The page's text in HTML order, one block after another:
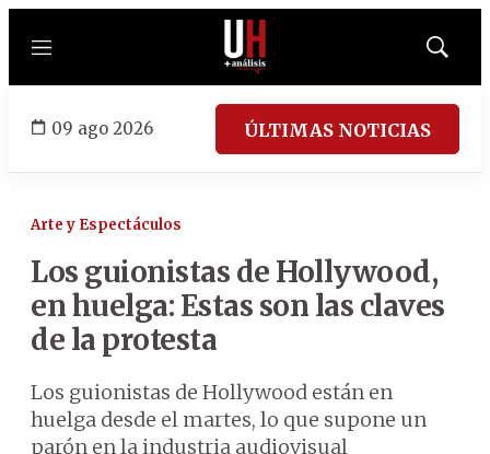
Menú
Mostrar
09 ago 2026 ÚLTIMAS NOTICIAS
Arte y Espectáculos
Los guionistas de Hollywood,
en huelga: Estas son las claves
de la protesta
Los guionistas de Hollywood están en
huelga desde el martes, lo que supone un
parón en la industria audiovisual